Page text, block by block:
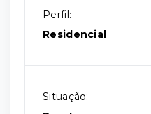
Perfil:
Residencial
Situação: